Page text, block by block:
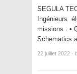
SEGULA
Ingénieurs
missions : •
Schematics
22 juillet 2022 ·